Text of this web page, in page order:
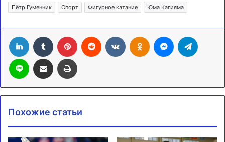
Пётр Гуменник
Спорт Фигурное катание Юма Кагияма
LinkedIn Tumblr Pinterest Reddit ВконтактеОдноклассники
Messenger
Line Поделиться через электронную почту Печатать
Похожие статьи